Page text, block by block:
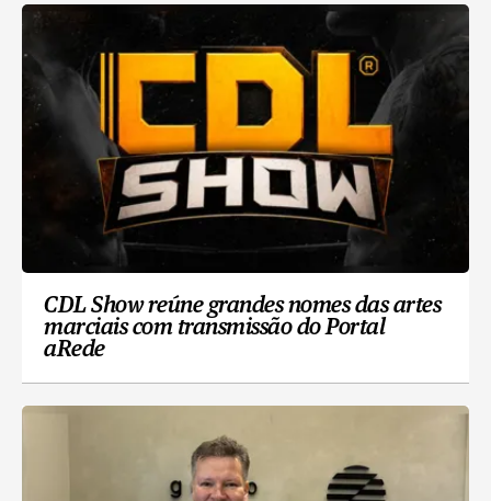
CDL Show reúne grandes nomes das artes
marciais com transmissão do Portal
aRede